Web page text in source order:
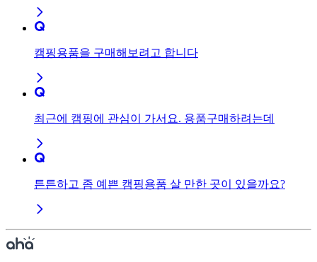
캠핑용품을 구매해보려고 합니다
최근에 캠핑에 관심이 가서요. 용품구매하려는데
튼튼하고 좀 예쁜 캠핑용품 살 만한 곳이 있을까요?